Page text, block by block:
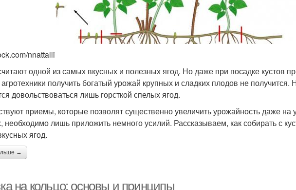
nnattalli
одной из самых вкусных и полезных ягод. Но даже при посадке кустов
получить богатый урожай крупных и сладких плодов не получится.
довольствоваться лишь горсткой спелых ягод.
приемы, которые позволят существенно увеличить урожайность даже
необходимо лишь приложить немного усилий. Рассказываем, как собирать с
ягод.
→
на кольцо: основы и принципы